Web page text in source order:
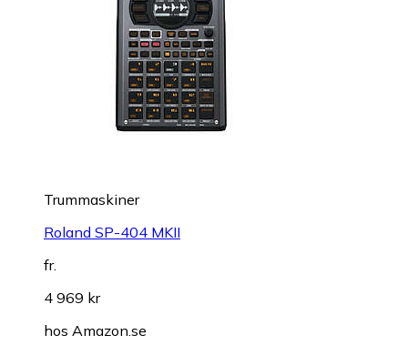
Trummaskiner
Roland SP-404 MKII
fr.
4 969 kr
hos Amazon.se